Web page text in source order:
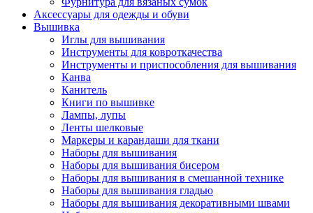
Аксессуары для одежды и обуви
Вышивка
Иглы для вышивания
Инструменты для ковроткачества
Инструменты и приспособления для вышивания
Канва
Канитель
Книги по вышивке
Лампы, лупы
Ленты шелковые
Маркеры и карандаши для ткани
Наборы для вышивания
Наборы для вышивания бисером
Наборы для вышивания в смешанной технике
Наборы для вышивания гладью
Наборы для вышивания декоративными швами